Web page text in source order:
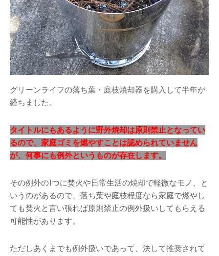
グリーンライフの落ち葉・庭枝焼却器を購入して半年が
経ちました。
タイトルにもあるように野外焼却は原則禁止となってい
るので、家庭ゴミを燃やすことは認められていません
が、何事にも例外というものが存在します。
その例外の1つに焚火や日常生活の焼却で軽微なモノ、と
いうのがあるので、落ち葉や庭枝程度なら家庭で燃やし
ても焚火と言い張れば原則禁止の例外扱いしてもらえる
可能性があります。
ただしあくまでも例外扱いであって、決して推奨されて